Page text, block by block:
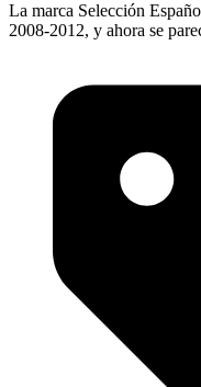
La marca Selección
2008-2012, y ahora se